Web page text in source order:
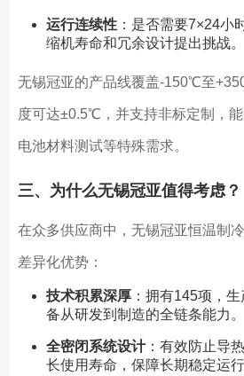
运行连续性：是否需要7×24小
缩机寿命和冗余设计提出挑战。
无锡冠亚的产品线覆盖-150℃至
度可达±0.5℃，并支持非标定制，
电池材料测试等特殊需求。
三、为什么无锡冠亚值得考虑？
在众多供应商中，无锡冠亚恒温制
差异化优势：
技术积累深厚：拥有145项，
备从研发到制造的全链条能力。
全密闭系统设计：有效防止导
长使用寿命，保障长期稳定运行